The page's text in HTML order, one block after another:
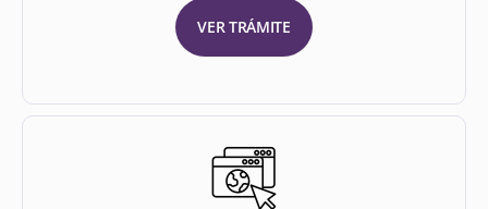
VER TRÁMITE